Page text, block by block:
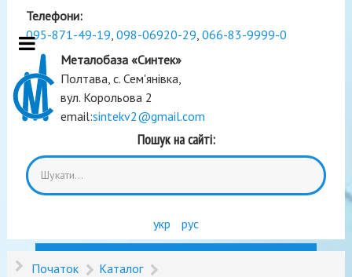
Телефони:
095-871-49-19, 098-06920-29, 066-83-9999-0
Металобаза «Синтек»
Полтава, с. Сем'янівка,
вул. Корольова 2
email:sintekv2@gmail.com
Пошук на сайті:
укр рус
Початок
Каталог